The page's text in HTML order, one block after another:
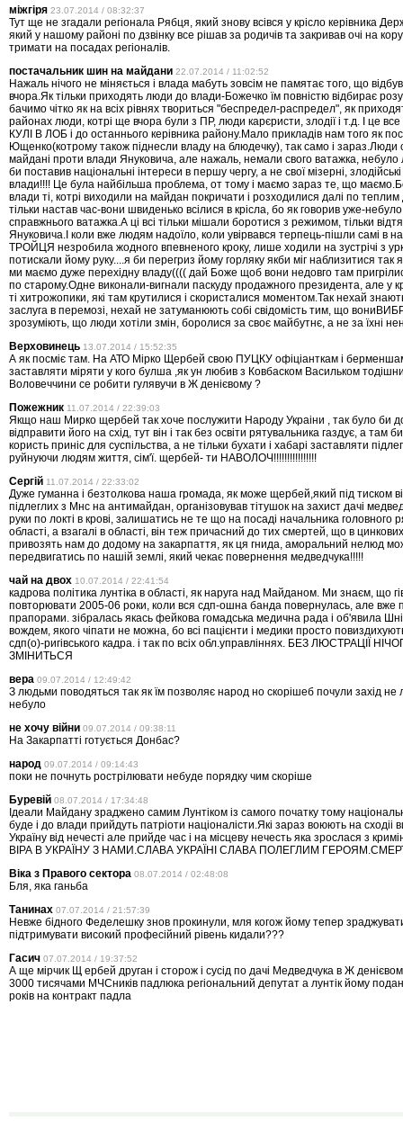
міжгіря 23.07.2014 / 08:32:37
Тут ще не згадали регіонала Рябця, який знову всівся у крісло керівника
який у нашому районі по дзвінку все рішав за родичів та закривав очі на
тримати на посадах регіоналів.
постачальник шин на майдани 22.07.2014 / 11:02:52
Нажаль нічого не міняється і влада мабуть зовсім не памятає того, що
вчора.Як тільки приходять люди до влади-Божечко їм повністю відбирає
бачимо чітко як на всіх рівнях твориться "беспредел-распредел", як
районах люди, котрі ще вчора були з ПР, люди карєристи, злодії і т.д. І це все
КУЛІ В ЛОБ і до останнього керівника району.Мало прикладів нам того як
Ющенко(котрому також піднесли владу на блюдечку), так само і зараз.Люди
майдані проти влади Януковича, але нажаль, немали свого ватажка, небуло
би поставив національні інтереси в першу чергу, а не свої мізерні,
влади!!!! Це була найбільша проблема, от тому і маємо зараз те, що
влади ті, котрі виходили на майдан покричати і розходилися далі по теплим
тільки настав час-вони швиденько всілися в крісла, бо як говорив уже-
справжнього ватажка.А ці всі тільки мішали боротися з режимом, тільки
Януковича.І коли вже людям надоїло, коли увірвався терпець-пішли самі в
ТРОЙЦЯ незробила жодного впевненого кроку, лише ходили на зустрічі з
потискали йому руку....я би перегриз йому горляку якби міг наблизитися так
ми маємо дуже перехідну владу(((( дай Боже щоб вони недовго там
по старому.Одне виконали-вигнали паскуду продажного президента, але у
ті хитрожопики, які там крутилися і скористалися моментом.Так нехай
заслуга в перемозі, нехай не затуманюють собі свідомість тим, що
зрозуміють, що люди хотіли змін, боролися за своє майбутнє, а не за їхні
Верховинець 13.07.2014 / 15:52:35
А як посміє там. На АТО Мірко Щербей свою ПУЦКУ офіціанткам і
заставляти міряти у кого булша ,як ун любив з Ковбаском Васильком
Воловеччини се робити гулявучи в Ж денієвому ?
Пожежник 11.07.2014 / 22:39:03
Якщо наш Мирко щербей так хоче послужити Народу Украіни , так було би
відправити його на схід, тут він і так без освіти рятувальника газдує, а там
користь приніс для суспільства, а не тільки бухати і хабарі заставляти
руйнуючи людям життя, сім'ї. щербей- ти НАВОЛОЧ!!!!!!!!!!!!!!!!
Сергій 11.07.2014 / 22:33:02
Дуже гуманна і безтолкова наша громада, як може щербей,який під тиском
підлеглих з Мнс на антимайдан, організовував тітушок на захист дачі
руки по локті в крові, залишатись не те що на посаді начальника головного
області, а взагалі в області, він теж причасний до тих смертей, що в
привозять нам до додому на закарпаття, як ця гнида, аморальний нелюд
передвигатись по нашій землі, який чекає повернення медведчука!!!!!
чай на двох 10.07.2014 / 22:41:54
кадрова політика лунтіка в області, як наруга над Майданом. Ми знаєм, що
повторювати 2005-06 роки, коли вся сдп-ошна банда повернулась, але вже
прапорами. зібралась якась фейкова гомадська медична рада і об'явила
вождем, якого чіпати не можна, бо всі пацієнти і медики просто
сдп(о)-ригівського кадра. і так по всіх обл.управліннях. БЕЗ ЛЮСТРАЦІЇ
ЗМІНИТЬСЯ
вера 09.07.2014 / 12:49:42
З людьми поводяться так як їм позволяє народ но скорішеб почули захід не
небуло
не хочу війни 09.07.2014 / 09:38:11
На Закарпатті готується Донбас?
народ 09.07.2014 / 09:14:43
поки не почнуть рострілювати небуде порядку чим скоріше
Буревій 08.07.2014 / 17:34:48
Ідеали Майдану зраджено самим Лунтіком із самого початку тому
буде і до влади прийдуть патріоти націоналісти.Які зараз воюють на
Україну від нечесті але прийде час і на місцеву нечесть яка зрослася з
ВІРА В УКРАЇНУ З НАМИ.СЛАВА УКРАЇНІ СЛАВА ПОЛЕГЛИМ
Віка з Правого сектора 08.07.2014 / 02:48:08
Бля, яка ганьба
Танинах 07.07.2014 / 21:57:39
Невже бідного Феделешку знов прокинули, мля когож йому тепер
підтримувати високий професійний рівень кидали???
Гасич 07.07.2014 / 19:37:52
А ще мірчик Щ ербей друган і сторож і сусід по дачі Медведчука в Ж
3000 тисячами МЧСників падлюка регіональний депутат а лунтік йому
років на контракт падла